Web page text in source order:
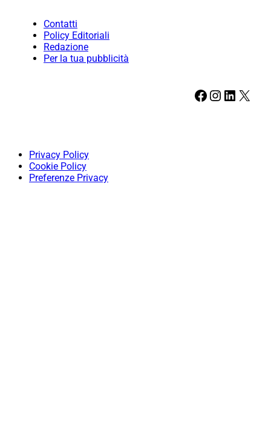
Contatti
Policy Editoriali
Redazione
Per la tua pubblicità
Facebook Instagram LinkedIn X
Privacy Policy
Cookie Policy
Preferenze Privacy